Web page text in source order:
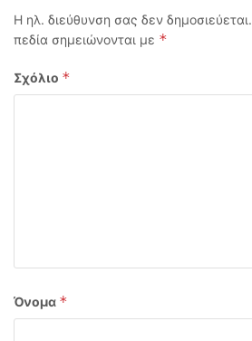
Η ηλ. διεύθυνση σας δεν δημοσιεύεται.
πεδία σημειώνονται με *
Σχόλιο *
Όνομα *